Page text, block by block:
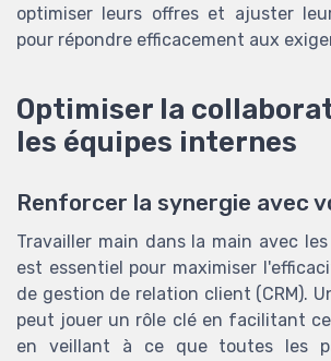
optimiser leurs offres et ajuster
pour répondre efficacement aux
Optimiser la
les équipes internes
Renforcer la synergie avec
Travailler main dans la main avec
est essentiel pour maximiser
de gestion de relation client (CRM).
peut jouer un rôle clé en facilitant
en veillant à ce que toutes les